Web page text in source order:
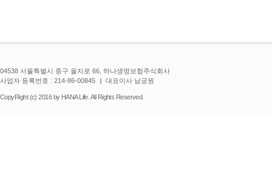
04538 서울특별시 중구 을지로 66, 하나생명보험주식회사
사업자 등록번호 : 214-86-00845
대표이사 남궁원
CopyRight (c) 2016 by HANA Life. All Rights Reserved.